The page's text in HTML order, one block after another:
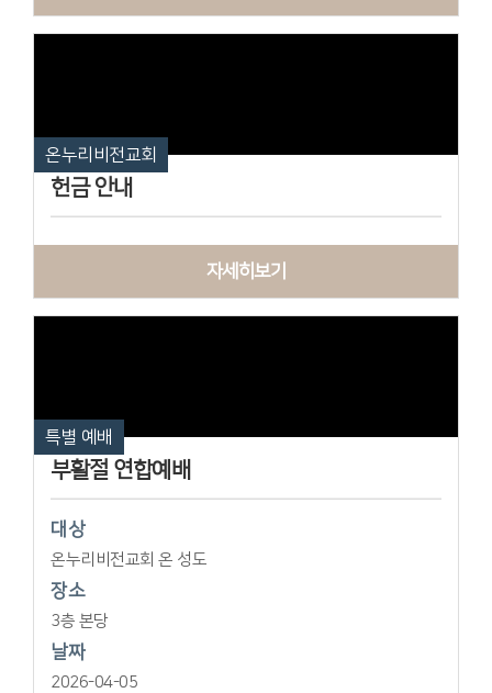
온누리비전교회
헌금 안내
자세히보기
특별 예배
부활절 연합예배
대상
온누리비전교회 온 성도
장소
3층 본당
날짜
2026-04-05